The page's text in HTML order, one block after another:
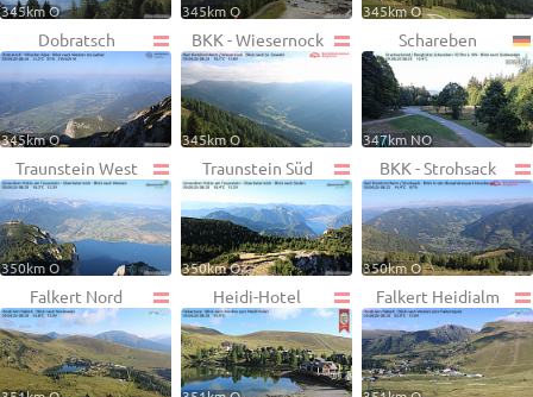
345km O 345km O 345km O
Dobratsch
345km O
BKK - Wiesernock
345km O
Schareben
347km NO
Traunstein West
350km O
Traunstein Süd
350km O
BKK - Strohsack
350km O
Falkert Nord Heidi-Hotel Falkert Heidialm